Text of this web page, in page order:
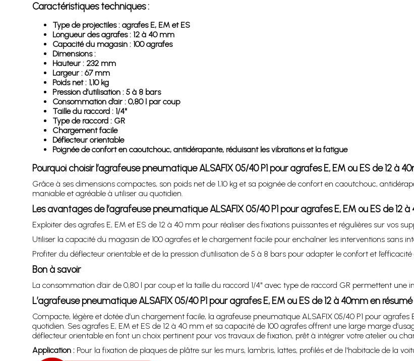
Caractéristiques techniques :
Type de projectiles : agrafes E, EM et ES
Longueur des agrafes : 12 à 40 mm
Capacité du magasin : 100 agrafes
Dimensions :
Hauteur : 232 mm
Largeur : 67 mm
Poids net : 1,10 kg
Pression d’utilisation : 5 à 8 bars
Consommation d’air : 0,80 l par coup
Taille du raccord : 1/4"
Type de raccord : GR
Chargement facile
Déflecteur orientable
Poignée de confort en caoutchouc, antidérapante, réduisant les vibrations et la fatigue
Pourquoi choisir l’agrafeuse pneumatique ALSAFIX 05/40 P1 pour agrafes E, EM ou ES de 12 à
Grâce à ses dimensions compactes, son poids net de 1,10 kg et sa poignée de confort en caoutchouc,
maniable et agréable à utiliser au quotidien.
Les avantages de l’agrafeuse pneumatique ALSAFIX 05/40 P1 pour agrafes E, EM ou ES de 12
Exploiter des agrafes E, EM et ES de 12 à 40 mm pour réaliser des fixations puissantes et régulières sur vos
Utiliser la capacité du magasin de 100 agrafes et le chargement facile pour enchaîner les interventions sans
Profiter du déflecteur orientable et de la pression d’utilisation de 5 à 8 bars pour adapter le confort et
Bon à savoir
La consommation d’air de 0,80 l par coup et la taille du raccord 1/4" avec type de raccord GR permettent une
L’agrafeuse pneumatique ALSAFIX 05/40 P1 pour agrafes E, EM ou ES de 12 à 40mm en résumé
Compacte, légère et dotée d’un chargement facile, la agrafeuse pneumatique ALSAFIX 05/40 P1 pour
quotidien. Ses agrafes E, EM et ES de 12 à 40 mm et sa capacité de 100 agrafes offrent une large marge
déflecteur orientable en font un choix pertinent pour vos travaux de fixation, prêt à intégrer votre atelier ou
Application :Pour la fixation de plaques de plâtre sur les murs, lambris, lattes, profilés et de l'habitacle de la